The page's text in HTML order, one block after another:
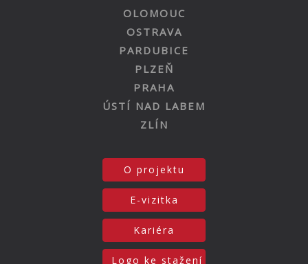
OLOMOUC
OSTRAVA
PARDUBICE
PLZEŇ
PRAHA
ÚSTÍ NAD LABEM
ZLÍN
O projektu
E-vizitka
Kariéra
Logo ke stažení